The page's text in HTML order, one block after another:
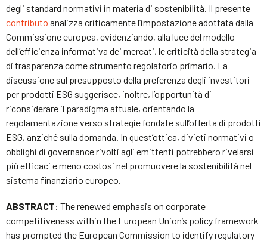
degli standard normativi in materia di sostenibilità. Il presente
contributo analizza criticamente l’impostazione adottata dalla
Commissione europea, evidenziando, alla luce del modello
dell’efficienza informativa dei mercati, le criticità della strategia
di trasparenza come strumento regolatorio primario. La
discussione sul presupposto della preferenza degli investitori
per prodotti ESG suggerisce, inoltre, l’opportunità di
riconsiderare il paradigma attuale, orientando la
regolamentazione verso strategie fondate sull’offerta di prodotti
ESG, anziché sulla domanda. In quest’ottica, divieti normativi o
obblighi di governance rivolti agli emittenti potrebbero rivelarsi
più efficaci e meno costosi nel promuovere la sostenibilità nel
sistema finanziario europeo.
ABSTRACT: The renewed emphasis on corporate
competitiveness within the European Union’s policy framework
has prompted the European Commission to identify regulatory